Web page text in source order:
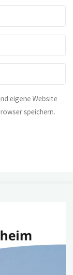
eigene Website
speichern.